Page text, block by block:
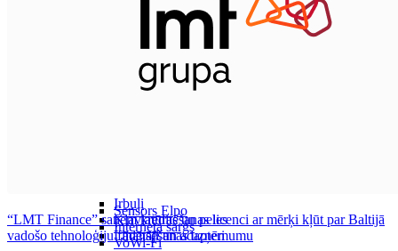
Sensors Elpo
Interneta sargs
VoWi-Fi
Visas planšetes
Samsung
Apple
Lenovo
Irbuļi
Klaviatūras un peles
Lādētāji un adapteri
“LMT Finance” saņem kreditēšanas licenci ar mērķi kļūt par Baltijā
vadošo tehnoloģiju finansēšanas uzņēmumu